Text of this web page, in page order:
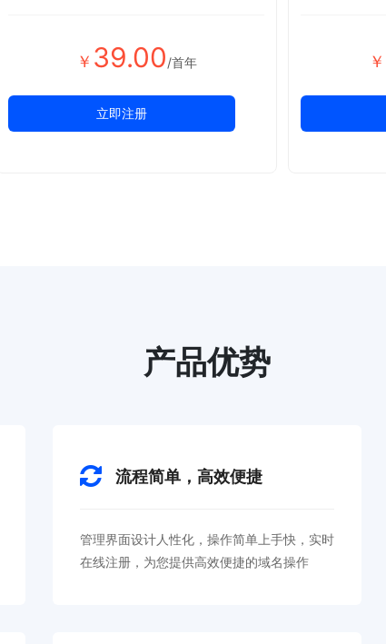
￥ 39.00/首年
立即注册
￥
产品优势
流程简单，高效便捷
管理界面设计人性化，操作简单上手快，实时
在线注册，为您提供高效便捷的域名操作